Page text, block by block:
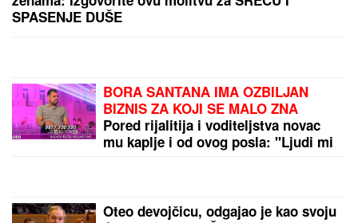
smrti kolega: "Velika sam kukavica, mužu ne smem
ni da pomenem kupovinu grobnice"